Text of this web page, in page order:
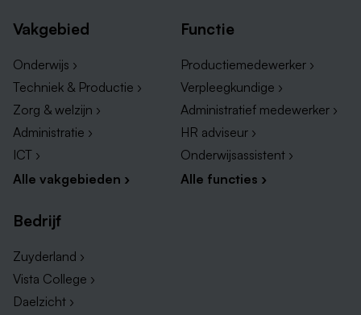
Vakgebied
Onderwijs ›
Techniek & Productie ›
Zorg & welzijn ›
Administratie ›
ICT ›
Alle vakgebieden ›
Functie
Productiemedewerker ›
Verpleegkundige ›
Administratief medewerker ›
HR adviseur ›
Onderwijsassistent ›
Alle functies ›
Bedrijf
Zuyderland ›
Vista College ›
Daelzicht ›